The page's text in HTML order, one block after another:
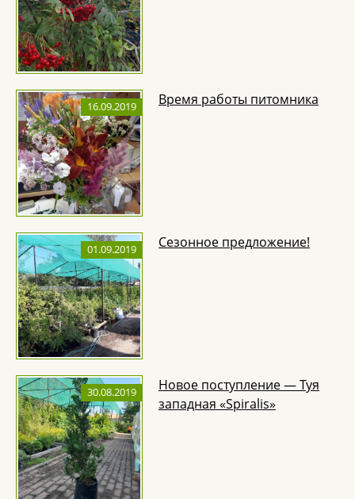
16.09.2019 Время работы питомника
01.09.2019 Сезонное предложение!
30.08.2019
Новое поступление — Туя
западная «Spiralis»